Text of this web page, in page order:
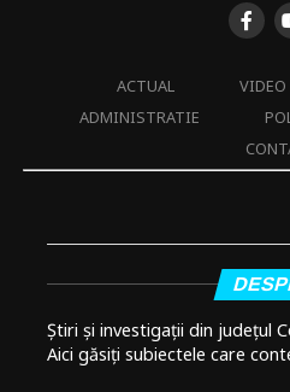
ACTUAL VIDEO
ADMINISTRATIE
Știri și investigații din județul
Aici găsiți subiectele care